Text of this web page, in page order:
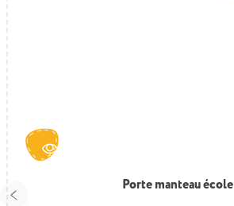
Porte manteau école